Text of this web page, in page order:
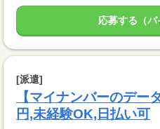
応募する（バ
[派遣]
【マイナンバーのデー
円,未経験OK,日払い可